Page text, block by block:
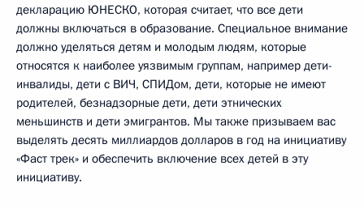
декларацию ЮНЕСКО, которая считает, что все дети
должны включаться в образование. Специальное внимание
должно уделяться детям и молодым людям, которые
относятся к наиболее уязвимым группам, например дети-
инвалиды, дети с ВИЧ, СПИДом, дети, которые не имеют
родителей, безнадзорные дети, дети этнических
меньшинств и дети эмигрантов. Мы также призываем вас
выделять десять миллиардов долларов в год на инициативу
«Фаст трек» и обеспечить включение всех детей в эту
инициативу.